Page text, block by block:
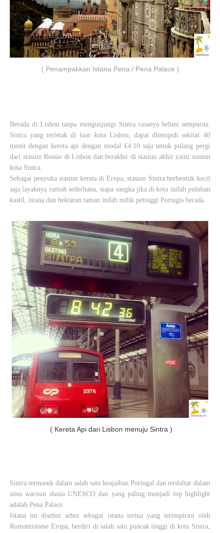
( Penampakkan Istana Pena / Pena Palace )
Berada di Lisbon tanpa mengunjungi Sintra rasanya belum sempurna.
Sintra yang terletak di luar kota Lisbon, dapat ditempuh sekitar 40
menit dengan kereta api dengan modal €4.10 saja untuk pulang pergi
dari stasiun Rossio di Lisbon dan berakhir di stasiun akhir yaitu stasiun
kota Sintra.
Sebagai penyuka stasiun kereta di Eropa, stasiun Sintra berbentuk kecil
saja layaknya rumah sederhana, siapa sangka jika di kota inilah puluhan
kastil, istana dan hektaran taman indah milik petinggi Portugis berada.
( Kereta Api dari Lisbon menuju Sintra )
Sintra termasuk dalam salah satu keajaiban Portugal dan terdaftar dalam
situs warisan dunia UNESCO dan yang paling menjadi top highlight
adalah Pena Palace.
Istana ini disebut sebut sebagai istana tertua yang terinspirasi oleh
Romantisisme Eropa, berdiri di salah satu puncak tinggi di kota Sintra,